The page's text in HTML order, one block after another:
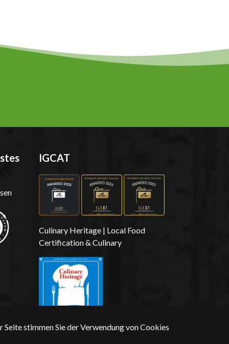
stimmen Sie der Verwendung von Cookies
IGCAT
Culinary Heritage | Local Food
Certification & Culinary